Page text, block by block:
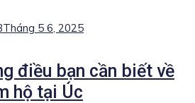
Tháng 5 6, 2025
điều bạn cần biết về
hộ tại Úc